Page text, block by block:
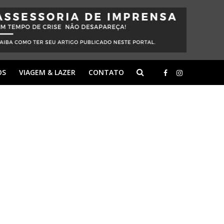
VIAGEM & LAZER CONTATO